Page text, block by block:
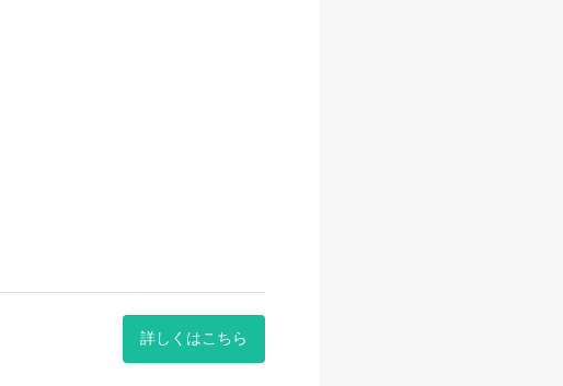
）
詳しくはこちら